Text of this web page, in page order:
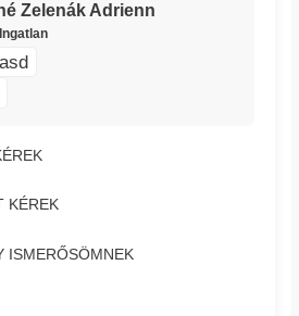
Zelenák Adrienn
KÉREK
ISMERŐSÖMNEK